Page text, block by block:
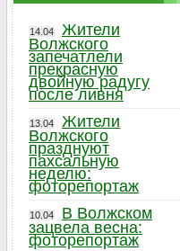
14.04
Жители
Волжского
запечатлели
прекрасную
двойную радугу
после ливня
13.04
Жители
Волжского
празднуют
пахсальную
неделю:
фоторепортаж
10.04
В Волжском
зацвела весна:
фоторепортаж